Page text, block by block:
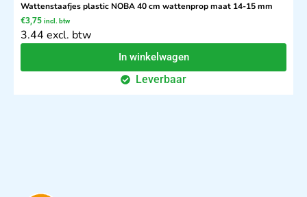
Wattenstaafjes plastic NOBA 40 cm wattenprop maat 14-15 mm
€3,75 incl. btw
3.44 excl. btw
In winkelwagen
Leverbaar